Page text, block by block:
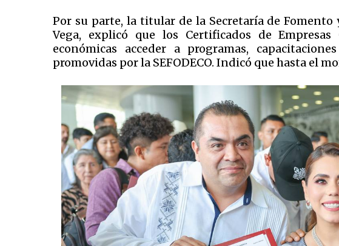
Por su parte, la titular de la Secretaría de Fomento
Vega, explicó que los Certificados de
económicas acceder a programas,
promovidas por la SEFODECO. Indicó que hasta el